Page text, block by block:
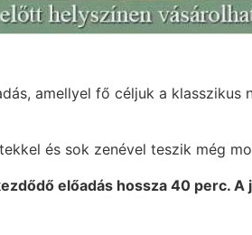
amellyel fő céljuk a klasszikus
és sok zenével teszik még
előadás hossza 40 perc. A